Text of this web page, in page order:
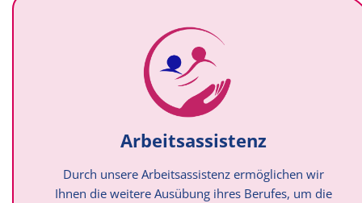
Arbeitsassistenz
Durch unsere Arbeitsassistenz ermöglichen wir
Ihnen die weitere Ausübung ihres Berufes, um die